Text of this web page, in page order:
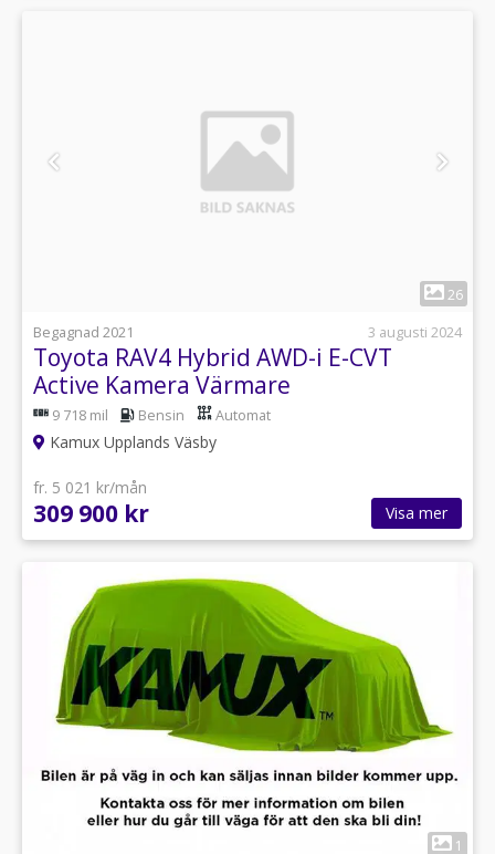
26
Begagnad 2021
3 augusti 2024
Toyota RAV4 Hybrid AWD-i E-CVT
Active Kamera Värmare
9 718 mil Bensin Automat
Kamux Upplands Väsby
fr. 5 021 kr/mån
309 900 kr Visa mer
1